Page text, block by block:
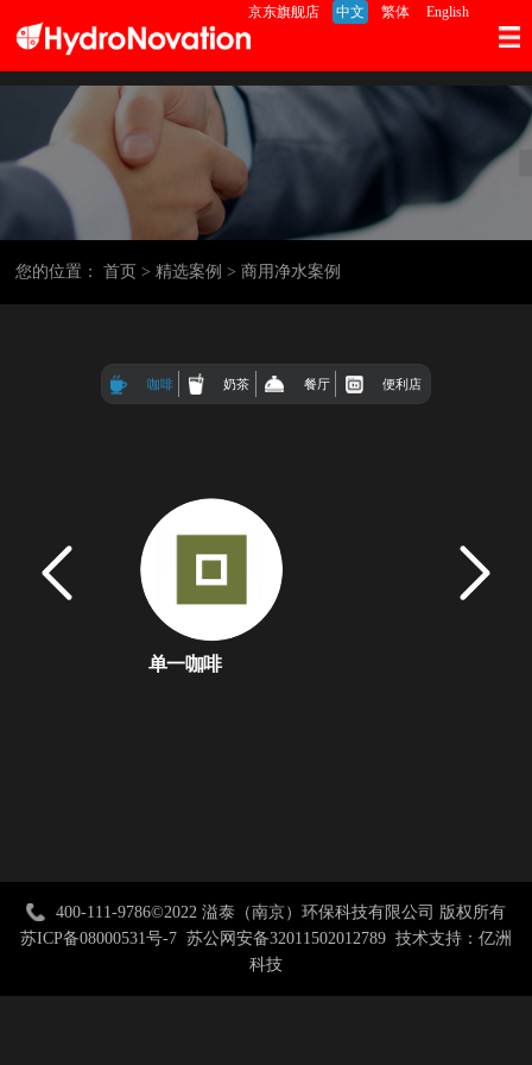
京东旗舰店 中文 繁体 English
您的位置：首页 > 精选案例 > 商用净水案例
单一咖啡
400-111-9786©2022 溢泰（南京）环保科技有限公司 版权所有
苏ICP备08000531号-7 苏公网安备32011502012789 技术支持：亿洲
科技